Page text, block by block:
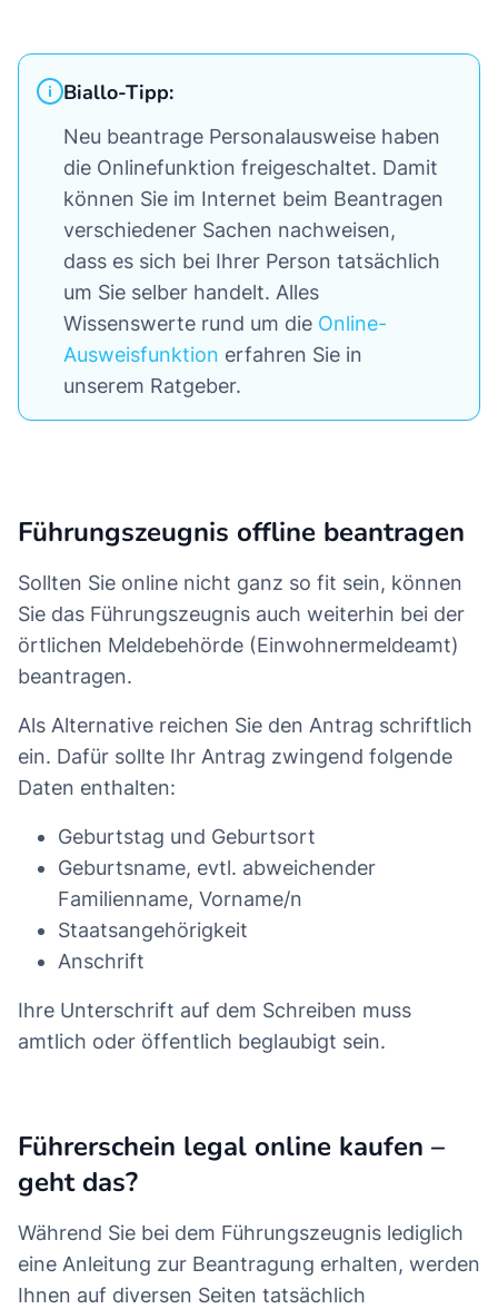
Biallo-Tipp:
Neu beantrage Personalausweise haben
die Onlinefunktion freigeschaltet. Damit
können Sie im Internet beim Beantragen
verschiedener Sachen nachweisen,
dass es sich bei Ihrer Person tatsächlich
um Sie selber handelt. Alles
Wissenswerte rund um die Online-
Ausweisfunktion erfahren Sie in
unserem Ratgeber.
Führungszeugnis offline beantragen
Sollten Sie online nicht ganz so fit sein, können
Sie das Führungszeugnis auch weiterhin bei der
örtlichen Meldebehörde (Einwohnermeldeamt)
beantragen.
Als Alternative reichen Sie den Antrag schriftlich
ein. Dafür sollte Ihr Antrag zwingend folgende
Daten enthalten:
Geburtstag und Geburtsort
Geburts­name, evtl. abweichender
Familienname, Vorname/n
Staatsangehörigkeit
Anschrift
Ihre Unterschrift auf dem Schreiben muss
amtlich oder öffentlich beglaubigt sein.
Führerschein legal online kaufen –
geht das?
Während Sie bei dem Führungszeugnis lediglich
eine Anleitung zur Beantragung erhalten, werden
Ihnen auf diversen Seiten tatsächlich